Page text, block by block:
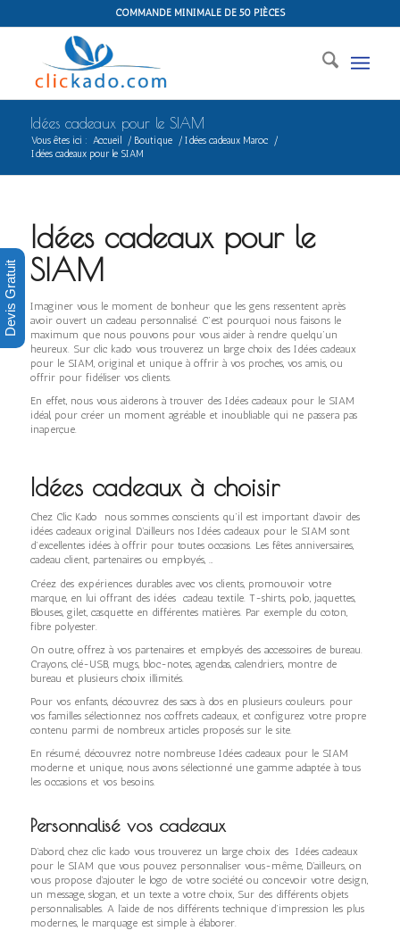
COMMANDE MINIMALE DE 50 PIÈCES
Idées cadeaux pour le SIAM
Vous êtes ici : Accueil / Boutique / Idées cadeaux Maroc
/
Idées cadeaux pour le SIAM
Idées cadeaux pour le
SIAM
Imaginer vous le moment de bonheur que les gens ressentent après
avoir ouvert un cadeau personnalisé. C’est pourquoi nous faisons le
maximum que nous pouvons pour vous aider à rendre quelqu’un
heureux. Sur clic kado vous trouverez un large choix des Idées cadeaux
pour le SIAM, original et unique à offrir à vos proches, vos amis, ou
offrir pour fidéliser vos clients.
En effet, nous vous aiderons à trouver des Idées cadeaux pour le SIAM
idéal, pour créer un moment agréable et inoubliable qui ne passera pas
inaperçue.
Idées cadeaux à choisir
Chez Clic Kado nous sommes conscients qu’il est important d’avoir des
idées cadeaux original. D’ailleurs nos Idées cadeaux pour le SIAM sont
d’excellentes idées à offrir pour toutes occasions. Les fêtes anniversaires,
cadeau client, partenaires ou employés, …
Créez des expériences durables avec vos clients, promouvoir votre
marque, en lui offrant des idées cadeau textile. T-shirts, polo, jaquettes,
Blouses, gilet, casquette en différentes matières. Par exemple du coton,
fibre polyester.
On outre, offrez à vos partenaires et employés des accessoires de bureau.
Crayons, clé-USB, mugs, bloc-notes, agendas, calendriers, montre de
bureau et plusieurs choix illimités.
Pour vos enfants, découvrez des sacs à dos en plusieurs couleurs. pour
vos familles sélectionnez nos coffrets cadeaux, et configurez votre propre
contenu parmi de nombreux articles proposés sur le site.
En résumé, découvrez notre nombreuse Idées cadeaux pour le SIAM
moderne et unique, nous avons sélectionné une gamme adaptée à tous
les occasions et vos besoins.
Personnalisé vos cadeaux
D’abord, chez clic kado vous trouverez un large choix des Idées cadeaux
pour le SIAM que vous pouvez personnaliser vous-même, D’ailleurs, on
vous propose d’ajouter le logo de votre société ou concevoir votre design,
un message, slogan, et un texte a votre choix, Sur des différents objets
personnalisables. A l’aide de nos différents technique d’impression les plus
modernes, le marquage est simple à élaborer.
Devis Gratuit